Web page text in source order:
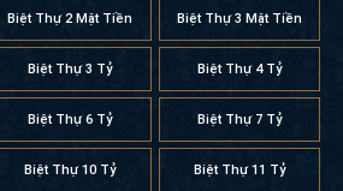
Biệt Thự 2 Mặt Tiền Biệt Thự 3 Mặt Tiền
Biệt Thự 3 Tỷ Biệt Thự 4 Tỷ
Biệt Thự 6 Tỷ Biệt Thự 7 Tỷ
Biệt Thự 10 Tỷ Biệt Thự 11 Tỷ